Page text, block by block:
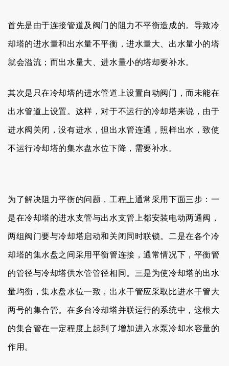
首先是由于连接管道及阀门的 阻力不平衡造成的。 导致冷
却塔的进水量和出水量不平衡，进水量大、出水量小的塔
就会溢流； 而出水量大、进水量小的塔却要补水。
其次是只在冷却塔的进水管道上设置自动阀门，而未能在
出水管道上设置。这样，对于不运行的冷却塔来说，由于
进水阀关闭，没有进水，但出 水管连通，照样出水，致使
不运行冷却塔的集水盘水位下降，需要补水。
为了解决阻力平衡的问题，工程上通常采用下面三步：一
是在冷却塔的进水支管与出水支管上都安装电动两通阀，
两组阀门要与冷却塔启动和关闭同时联锁。二是在各个冷
却塔的集水盘之间采用平衡管连接，通常情况下，平衡管
的管径与冷却塔供水管管径相同。三是为使冷却塔的出水
量均衡，集水盘水位一致，出水干管应采取比进水干管大
两号的集合管。在多台冷却塔并联运行的系统中，这根大
的集合管在一定程度上起到了增加进入水泵冷却水容量的
作用。